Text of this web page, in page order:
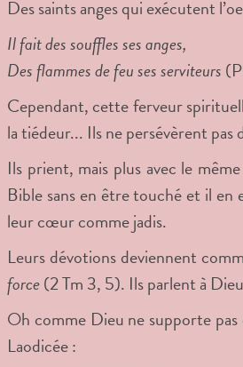
Des saints anges qui exécutent
Il fait des souffles ses anges,
Des flammes de feu ses serviteurs
Cependant, cette ferveur
la tiédeur... Ils ne persévèrent pas
Ils prient, mais plus avec le
Bible sans en être touché et il en
leur cœur comme jadis.
Leurs dévotions deviennent
force(2 Tm 3, 5). Ils parlent à
Oh comme Dieu ne supporte pas
Laodicée :